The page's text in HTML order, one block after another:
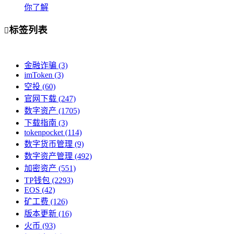
你了解
标签列表
金融诈骗 (3)
imToken (3)
空投 (60)
官网下载 (247)
数字资产 (1705)
下载指南 (3)
tokenpocket (114)
数字货币管理 (9)
数字资产管理 (492)
加密资产 (551)
TP钱包 (2293)
EOS (42)
矿工费 (126)
版本更新 (16)
火币 (93)